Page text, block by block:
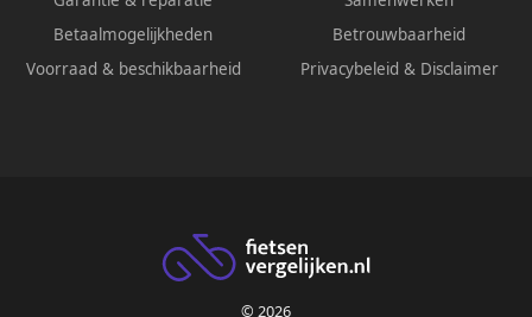
Betaalmogelijkheden
Voorraad & beschikbaarheid
Betrouwbaarheid
Privacybeleid & Disclaimer
© 2026